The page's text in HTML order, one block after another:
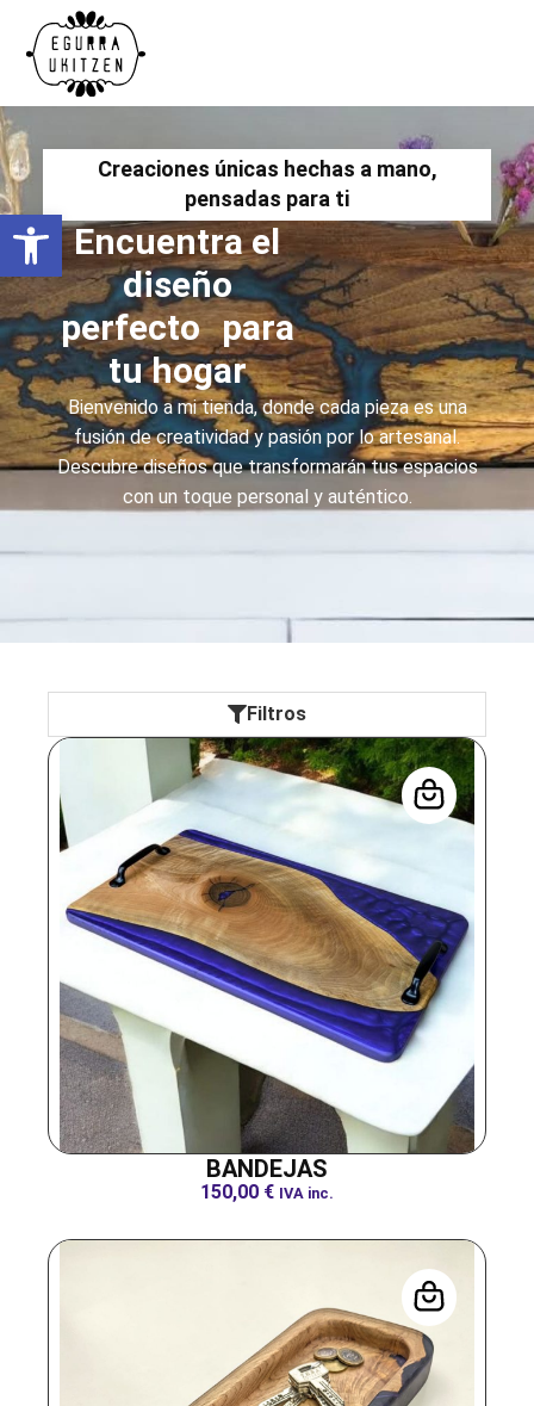
Creaciones únicas hechas a mano,
pensadas para ti
Encuentra el
diseño
perfecto para
tu hogar
Bienvenido a mi tienda, donde cada pieza es una
fusión de creatividad y pasión por lo artesanal.
Descubre diseños que transformarán tus espacios
con un toque personal y auténtico.
Filtros
BANDEJAS
150,00 € IVA inc.
Abrir barra de herramientas